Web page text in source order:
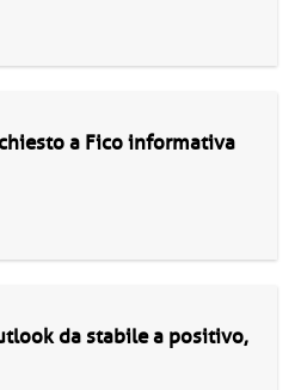
a Fico informativa
da stabile a positivo,